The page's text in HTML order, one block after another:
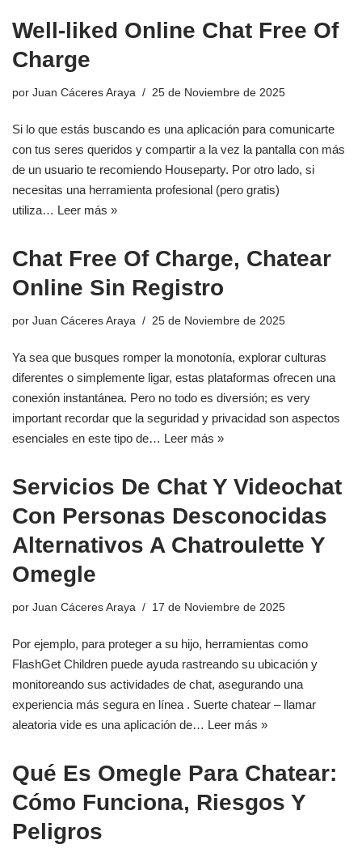
Well-liked Online Chat Free Of
Charge
por Juan Cáceres Araya 25 de Noviembre de 2025
Si lo que estás buscando es una aplicación para comunicarte
con tus seres queridos y compartir a la vez la pantalla con más
de un usuario te recomiendo Houseparty. Por otro lado, si
necesitas una herramienta profesional (pero gratis)
utiliza… Leer más »
Chat Free Of Charge, Chatear
Online Sin Registro
por Juan Cáceres Araya 25 de Noviembre de 2025
Ya sea que busques romper la monotonía, explorar culturas
diferentes o simplemente ligar, estas plataformas ofrecen una
conexión instantánea. Pero no todo es diversión; es very
important recordar que la seguridad y privacidad son aspectos
esenciales en este tipo de… Leer más »
Servicios De Chat Y Videochat
Con Personas Desconocidas
Alternativos A Chatroulette Y
Omegle
por Juan Cáceres Araya 17 de Noviembre de 2025
Por ejemplo, para proteger a su hijo, herramientas como
FlashGet Children puede ayuda rastreando su ubicación y
monitoreando sus actividades de chat, asegurando una
experiencia más segura en línea . Suerte chatear – llamar
aleatoria vide es una aplicación de… Leer más »
Qué Es Omegle Para Chatear:
Cómo Funciona, Riesgos Y
Peligros